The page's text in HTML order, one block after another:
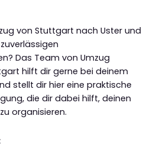
von Stuttgart nach Uster und
Das Team von Umzug
hilft dir gerne bei deinem
stellt dir hier eine praktische
die dir dabei hilft, deinen
organisieren.